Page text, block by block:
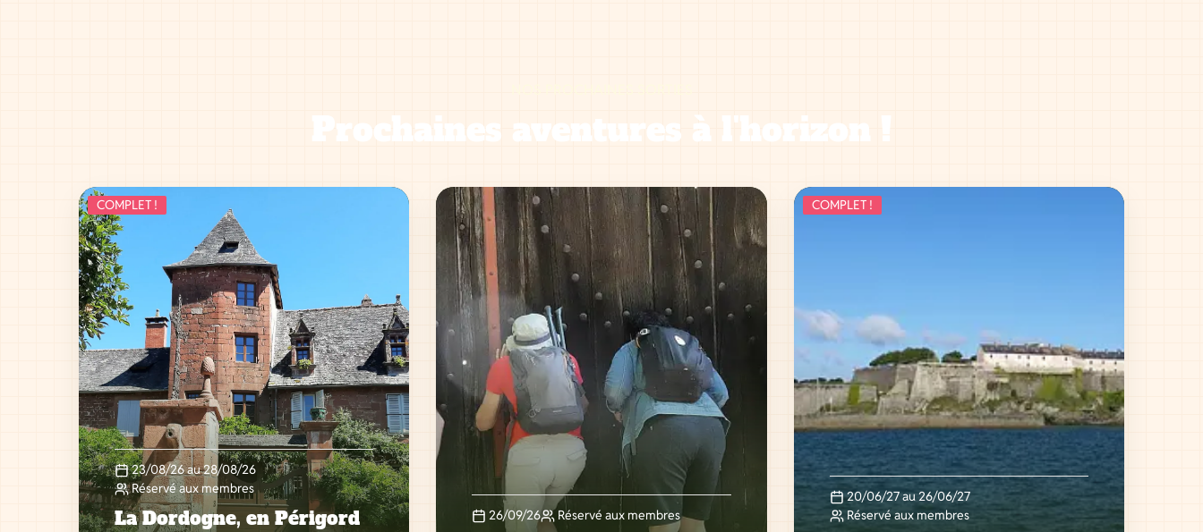
Prochaines aventures à l'horizon !
COMPLET !
23/08/26 au 28/08/26
Réservé aux membres
La Dordogne, en Périgord
26/09/26 Réservé aux membres
COMPLET !
20/06/27 au 26/06/27
Réservé aux membres